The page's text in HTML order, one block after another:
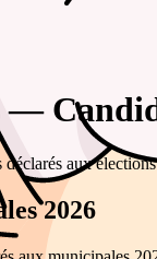
aux
2026